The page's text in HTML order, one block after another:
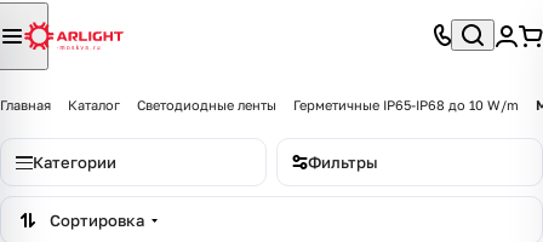
Главная Каталог Светодиодные ленты Герметичные IP65-IP68 до 10 W/m
Категории Фильтры
Сортировка